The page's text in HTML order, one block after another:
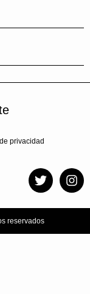
privacidad
reservados